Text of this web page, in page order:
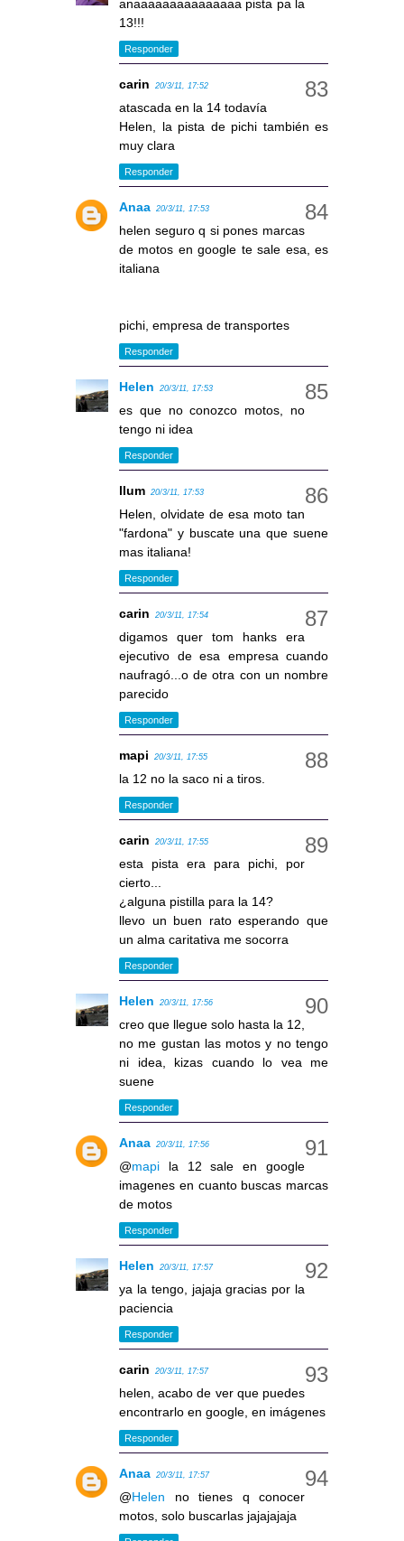
anaaaaaaaaaaaaaaa pista pa la
13!!!
Responder
carin 20/3/11, 17:52
atascada en la 14 todavía
Helen, la pista de pichi también es
muy clara
Responder
Anaa 20/3/11, 17:53
helen seguro q si pones marcas
de motos en google te sale esa, es
italiana
pichi, empresa de transportes
Responder
Helen 20/3/11, 17:53
es que no conozco motos, no
tengo ni idea
Responder
llum 20/3/11, 17:53
Helen, olvidate de esa moto tan
"fardona" y buscate una que suene
mas italiana!
Responder
carin 20/3/11, 17:54
digamos quer tom hanks era
ejecutivo de esa empresa cuando
naufragó...o de otra con un nombre
parecido
Responder
mapi 20/3/11, 17:55
la 12 no la saco ni a tiros.
Responder
carin 20/3/11, 17:55
esta pista era para pichi, por
cierto...
¿alguna pistilla para la 14?
llevo un buen rato esperando que
un alma caritativa me socorra
Responder
Helen 20/3/11, 17:56
creo que llegue solo hasta la 12,
no me gustan las motos y no tengo
ni idea, kizas cuando lo vea me
suene
Responder
Anaa 20/3/11, 17:56
@mapi la 12 sale en google
imagenes en cuanto buscas marcas
de motos
Responder
Helen 20/3/11, 17:57
ya la tengo, jajaja gracias por la
paciencia
Responder
carin 20/3/11, 17:57
helen, acabo de ver que puedes
encontrarlo en google, en imágenes
Responder
Anaa 20/3/11, 17:57
@Helen no tienes q conocer
motos, solo buscarlas jajajajaja